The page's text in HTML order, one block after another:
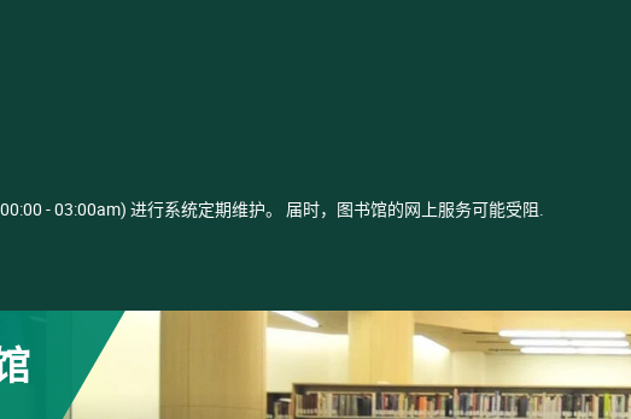
- 03:00am) 进行系统定期维护。 届时，图书馆的网上服务可能受阻.